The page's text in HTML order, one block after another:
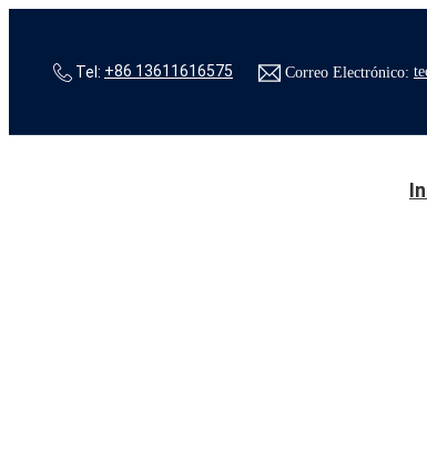
Tel: +86 13611616575 Correo Electrónico: